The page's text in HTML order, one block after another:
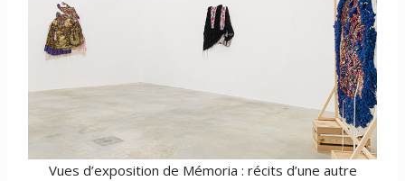
Vues d’exposition de Mémoria : récits d’une autre